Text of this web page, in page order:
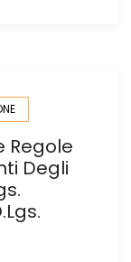
Regole
Degli